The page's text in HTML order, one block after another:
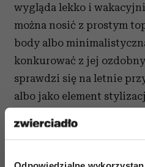
wygląda lekko i
można nosić z prostym
body albo
konkurować z jej
sprawdzi się na letnie
albo jako element